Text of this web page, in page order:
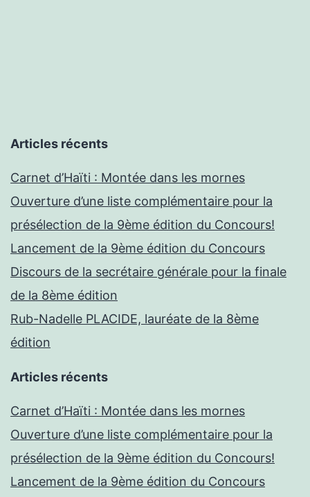
Articles récents
Carnet d’Haïti : Montée dans les mornes
Ouverture d’une liste complémentaire pour la
présélection de la 9ème édition du Concours!
Lancement de la 9ème édition du Concours
Discours de la secrétaire générale pour la finale
de la 8ème édition
Rub-Nadelle PLACIDE, lauréate de la 8ème
édition
Articles récents
Carnet d’Haïti : Montée dans les mornes
Ouverture d’une liste complémentaire pour la
présélection de la 9ème édition du Concours!
Lancement de la 9ème édition du Concours